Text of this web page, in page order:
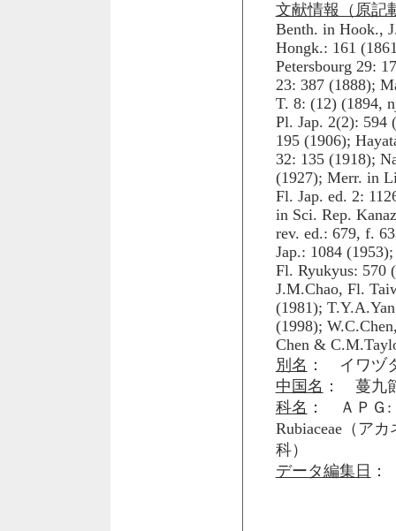
文献情報（原記
Benth. in Hook.,
Hongk.: 161
Petersbourg 29:
23: 387 (1888);
T. 8: (12) (1894,
Pl. Jap. 2(2): 594
195 (1906);
32: 135 (1918);
(1927); Merr. in
Fl. Jap. ed. 2:
in Sci. Rep.
rev. ed.: 679, f.
Jap.: 1084
Fl. Ryukyus: 570
J.M.Chao, Fl.
(1981);
(1998);
Chen &
別名 ： イワヅ
中国名 ： 蔓九
科名 ： ＡＰＧ:
Rubiaceae（ア
科）
データ編集日